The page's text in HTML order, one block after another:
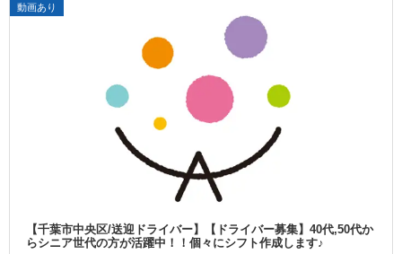
動画あり
【千葉市中央区/送迎ドライバー】【ドライバー募集】40代,50代か
らシニア世代の方が活躍中！！個々にシフト作成します♪